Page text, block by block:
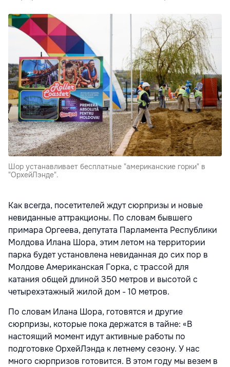
Шор устанавливает бесплатные "американские горки" в
"ОрхейЛэнде".
Как всегда, посетителей ждут сюрпризы и новые
невиданные аттракционы. По словам бывшего
примара Оргеева, депутата Парламента Республики
Молдова Илана Шора, этим летом на территории
парка будет установлена невиданная до сих пор в
Молдове Американская Горка, с трассой для
катания общей длиной 350 метров и высотой с
четырехэтажный жилой дом - 10 метров.
По словам Илана Шора, готовятся и другие
сюрпризы, которые пока держатся в тайне: «В
настоящий момент идут активные работы по
подготовке ОрхейЛэнда к летнему сезону. У нас
много сюрпризов готовится. В этом году мы везем в